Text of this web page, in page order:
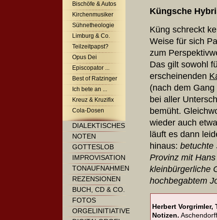
Bischöfe & Autos
Kirchenmusiker
Sühnetheologie
Limburg & Co.
Teilzeitpapst?
Opus Dei
Episcopator ...
Best of Ratzinger
Ich bete an ...
Kreuz & Kruzifix
Cola-Dosen
DIALEKTISCHES
NOTEN
GOTTESLOB
IMPROVISATION
TONAUFNAHMEN
REZENSIONEN
BUCH, CD & CO.
FOTOS
ORGELINITIATIVE
Küngsche
Küng schreckt
Weise für sich
zum
Das gilt sowohl
erscheinenden
(nach dem
bei aller
bemüht.
wieder auch
läuft es dann
hinaus: betuchte
Provinz mit
kleinbürgerliche
hochbegabtem
Herbert
Notizen.